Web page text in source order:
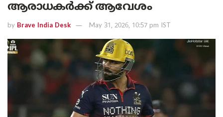
ആരാധകർക്ക് ആവേശം
by Brave India Desk May 31, 2026, 10:57 pm IST